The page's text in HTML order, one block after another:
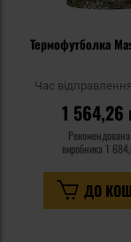
Термофутболка
Час
1 564,26
виробника 1
ДО